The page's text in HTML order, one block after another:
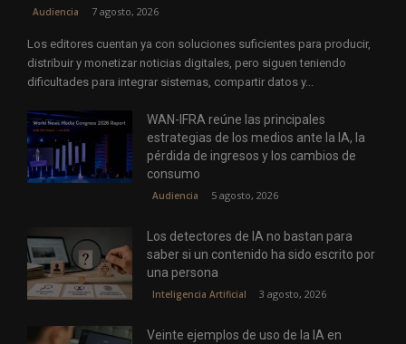
Audiencia 7 agosto, 2026
Los editores cuentan ya con soluciones suficientes para producir,
distribuir y monetizar noticias digitales, pero siguen teniendo
dificultades para integrar sistemas, compartir datos y...
WAN-IFRA reúne las principales
estrategias de los medios ante la IA, la
pérdida de ingresos y los cambios de
consumo
Audiencia 5 agosto, 2026
Los detectores de IA no bastan para
saber si un contenido ha sido escrito por
una persona
Inteligencia Artificial 3 agosto, 2026
Veinte ejemplos de uso de la IA en